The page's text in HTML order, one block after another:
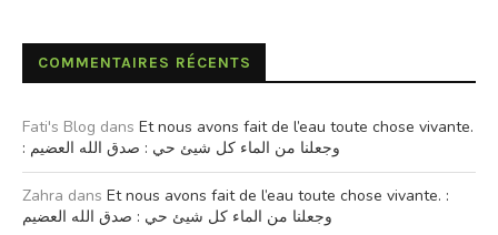
COMMENTAIRES RÉCENTS
Fati's Blog dans Et nous avons fait de l’eau toute chose vivante.
: وجعلنا من الماء كل شيئ حي : صدق الله العضيم
Zahra dans Et nous avons fait de l’eau toute chose vivante. :
وجعلنا من الماء كل شيئ حي : صدق الله العضيم